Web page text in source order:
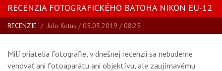
NOVINKY
BLOG
ŠKOLA FOTOGRAFIE
RECENZIA FOTOGRAFICKÉHO BATOHA NIKON EU-12
RECENZIE / Julo Kotus / 05.03.2019 / 08:25
Milí priatelia fotografie, v dnešnej recenzii sa nebudeme
venovať ani fotoaparátu ani objektívu, ale zaujímavému